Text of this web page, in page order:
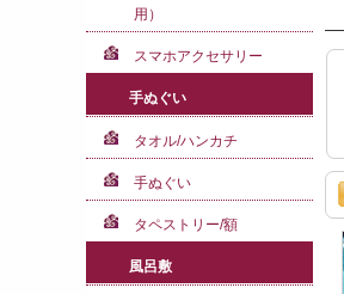
用）
スマホアクセサリー
手ぬぐい
タオル/ハンカチ
手ぬぐい
タペストリー/額
風呂敷